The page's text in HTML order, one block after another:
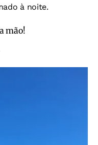
à noite.
mão!